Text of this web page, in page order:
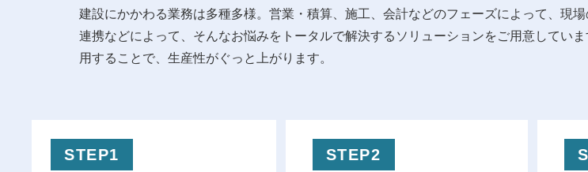
建設にかかわる業務は多種多様。営業・積算、施工、会計などのフェーズによって、現
連携などによって、そんなお悩みをトータルで解決するソリューションをご用意してい
用することで、生産性がぐっと上がります。
STEP1 STEP2